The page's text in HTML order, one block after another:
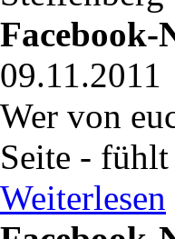
Facebook-
09.11.2011
Wer von
Seite -
Weiterlesen